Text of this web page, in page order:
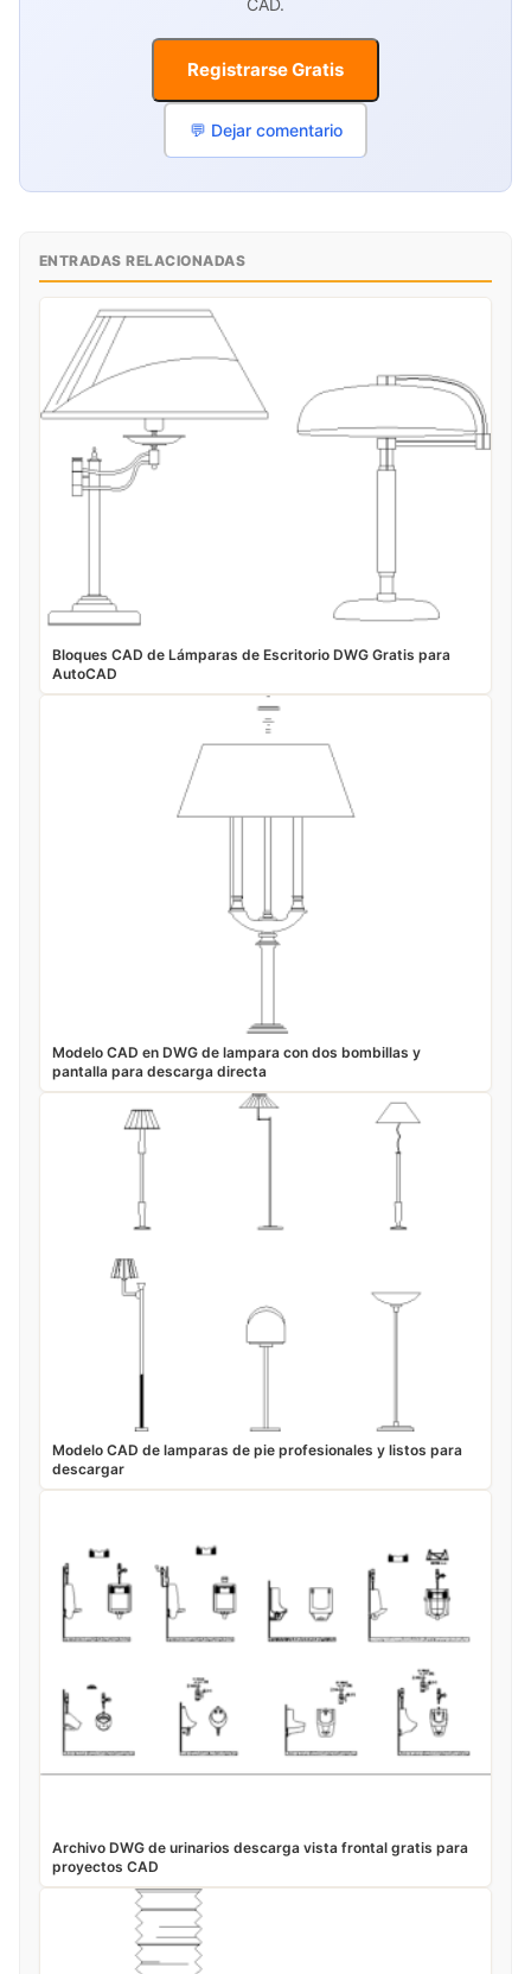
Registrarse Gratis
💬 Dejar comentario
ENTRADAS RELACIONADAS
Bloques CAD de Lámparas de Escritorio DWG Gratis para
AutoCAD
Modelo CAD en DWG de lampara con dos bombillas y
pantalla para descarga directa
Modelo CAD de lamparas de pie profesionales y listos para
descargar
Archivo DWG de urinarios descarga vista frontal gratis para
proyectos CAD